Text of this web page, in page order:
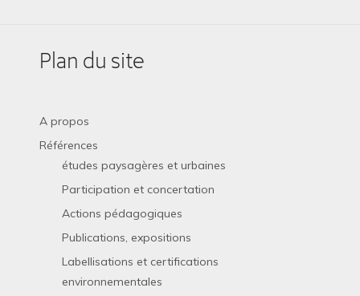
Plan du site
A propos
Références
études paysagères et urbaines
Participation et concertation
Actions pédagogiques
Publications, expositions
Labellisations et certifications
environnementales